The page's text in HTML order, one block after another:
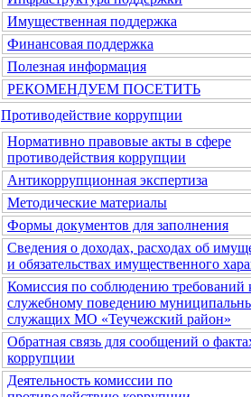
Имущественная поддержка
Финансовая поддержка
Полезная информация
РЕКОМЕНДУЕМ ПОСЕТИТЬ
Противодействие коррупции
Нормативно правовые акты в сфере
противодействия коррупции
Антикоррупционная экспертиза
Методические материалы
Формы документов для заполнения
Сведения о доходах, расходах об
и обязательствах имущественного
Комиссия по соблюдению требований
служебному поведению
служащих МО «Теучежский район»
Обратная связь для сообщений о
коррупции
Деятельность комиссии по